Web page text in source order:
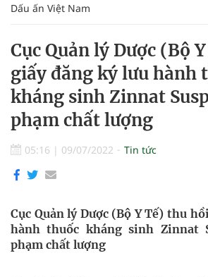
Dấu ấn Việt Nam
Cục Quản lý Dược (Bộ
giấy đăng ký lưu hành
kháng sinh Zinnat
phạm chất lượng
05:16 | 09/07/2022 Tin tức
Cục Quản lý Dược (Bộ Y Tế) thu
hành thuốc kháng sinh Zinnat
phạm chất lượng